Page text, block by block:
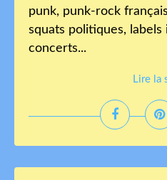
punk, punk-rock
squats politiques, labels
concerts...
Lire la